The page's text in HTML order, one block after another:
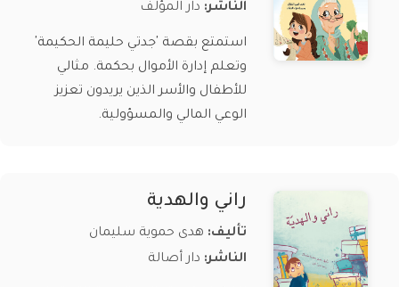
الناشر: دار المؤلف
استمتع بقصة 'جدتي حليمة الحكيمة'
وتعلم إدارة الأموال بحكمة. مثالي
للأطفال والأسر الذين يريدون تعزيز
الوعي المالي والمسؤولية.
راني والهدية
تأليف: هدى حموية سليمان
الناشر: دار أصالة